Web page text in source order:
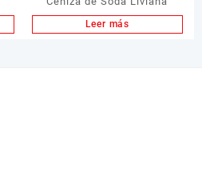
Leer más